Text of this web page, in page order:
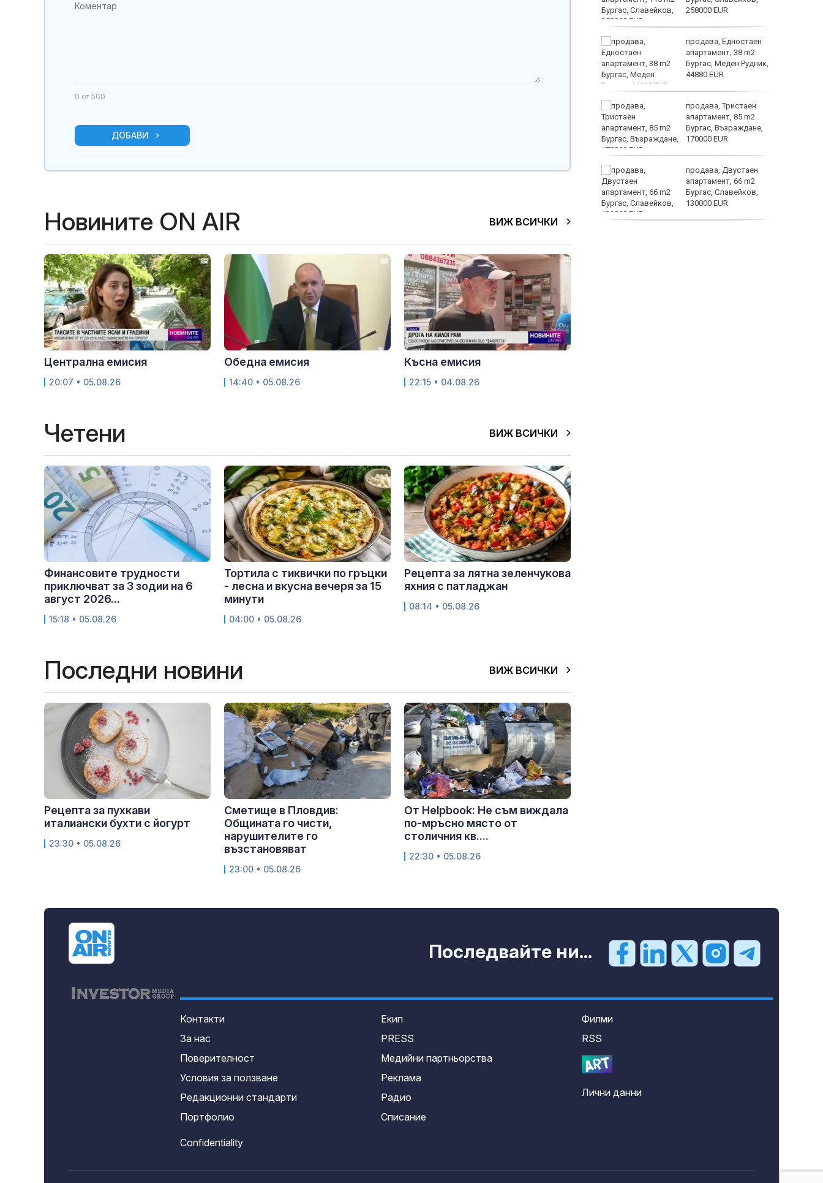
Цветните и ярки
ЕКИП: Българите са
258000 EUR
продава, Едностаен
апартамент, 38 m2
Бургас, Меден Рудник,
44880 EUR
продава, Тристаен
апартамент, 85 m2
Бургас, Възраждане,
170000 EUR
продава, Двустаен
апартамент, 66 m2
Бургас, Славейков,
130000 EUR
0 от 500
ДОБАВИ
Новините ON AIR ВИЖ ВСИЧКИ
Централна емисия
20:07 • 05.08.26
Обедна емисия
14:40 • 05.08.26
Късна емисия
22:15 • 04.08.26
Четени ВИЖ ВСИЧКИ
Финансовите трудности
приключват за 3 зодии на 6
август 2026...
15:18 • 05.08.26
Тортила с тиквички по гръцки
- лесна и вкусна вечеря за 15
минути
04:00 • 05.08.26
Рецепта за лятна зеленчукова
яхния с патладжан
08:14 • 05.08.26
Последни новини ВИЖ ВСИЧКИ
Рецепта за пухкави
италиански бухти с йогурт
23:30 • 05.08.26
Сметище в Пловдив:
Общината го чисти,
нарушителите го
възстановяват
23:00 • 05.08.26
От Helpbook: Не съм виждала
по-мръсно място от
столичния кв....
22:30 • 05.08.26
Последвайте ни...
Контакти
За нас
Поверителност
Условия за ползване
Редакционни стандарти
Портфолио
Екип
PRESS
Медийни партньорства
Реклама
Радио
Списание
Филми
RSS
Лични данни
Confidentiality